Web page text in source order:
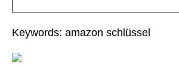
Keywords: amazon schlüssel